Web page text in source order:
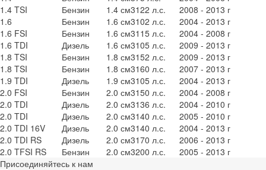
1.4 TSI
Бензин 1.4 см3122 л.с.
2008 - 2013 г
1.6
Бензин 1.6 см3102 л.с.
2004 - 2013 г
1.6 FSI
Бензин 1.6 см3115 л.с.
2004 - 2008 г
1.6 TDI
Дизель 1.6 см3105 л.с.
2009 - 2013 г
1.8 TSI
Бензин 1.8 см3152 л.с.
2009 - 2013 г
1.8 TSI
Бензин 1.8 см3160 л.с.
2007 - 2013 г
1.9 TDI
Дизель 1.9 см3105 л.с.
2004 - 2013 г
2.0 FSI
Бензин 2.0 см3150 л.с.
2004 - 2008 г
2.0 TDI
Дизель 2.0 см3136 л.с.
2004 - 2010 г
2.0 TDI
Дизель 2.0 см3140 л.с.
2005 - 2010 г
2.0 TDI 16V
Дизель 2.0 см3140 л.с.
2004 - 2013 г
2.0 TDI RS
Дизель 2.0 см3170 л.с.
2006 - 2013 г
2.0 TFSI RS
Бензин 2.0 см3200 л.с.
2005 - 2013 г
Присоединяйтесь к нам